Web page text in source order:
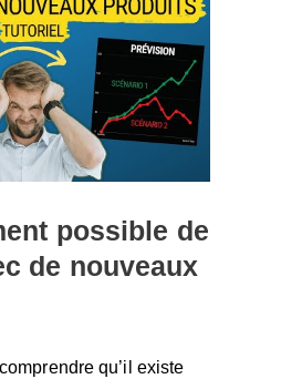
possible de
de nouveaux
qu’il existe